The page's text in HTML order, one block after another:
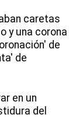
caretas
y una corona
de
de
en un
del